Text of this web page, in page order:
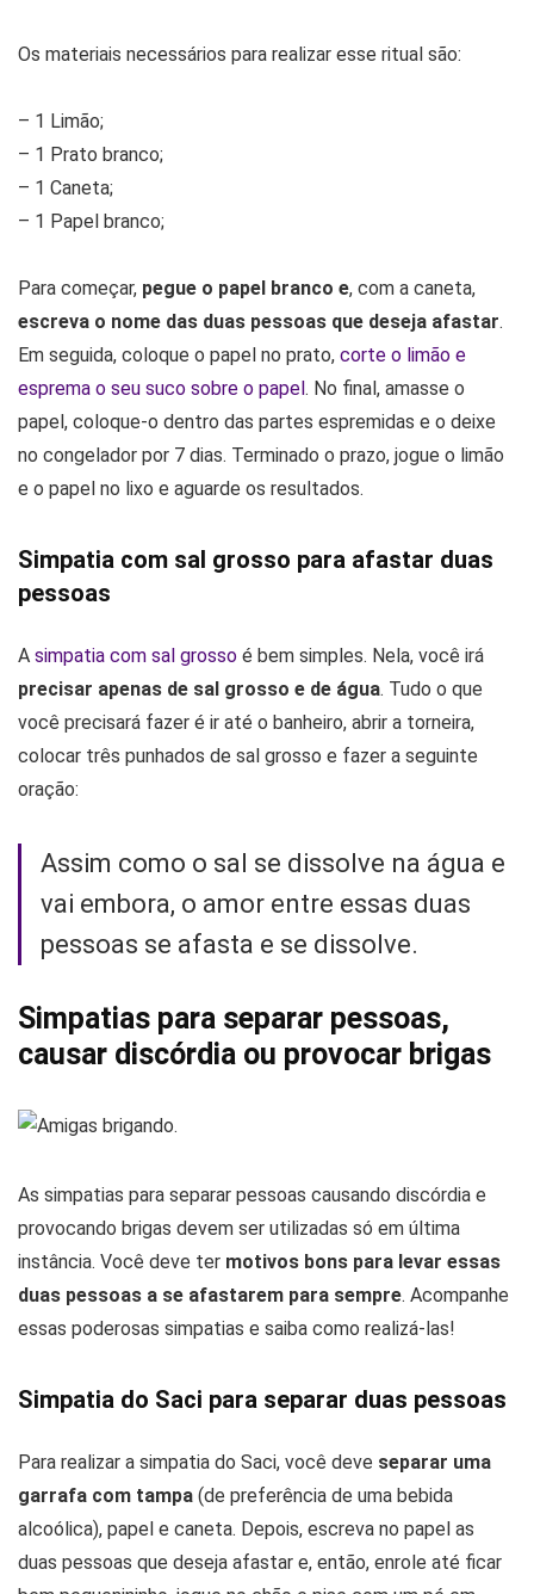
Os materiais necessários para realizar esse ritual são:
– 1 Limão;
– 1 Prato branco;
– 1 Caneta;
– 1 Papel branco;
Para começar, pegue o papel branco e, com a caneta,
escreva o nome das duas pessoas que deseja afastar.
Em seguida, coloque o papel no prato, corte o limão e
esprema o seu suco sobre o papel. No final, amasse o
papel, coloque-o dentro das partes espremidas e o deixe
no congelador por 7 dias. Terminado o prazo, jogue o limão
e o papel no lixo e aguarde os resultados.
Simpatia com sal grosso para afastar duas
pessoas
A simpatia com sal grosso é bem simples. Nela, você irá
precisar apenas de sal grosso e de água. Tudo o que
você precisará fazer é ir até o banheiro, abrir a torneira,
colocar três punhados de sal grosso e fazer a seguinte
oração:
Assim como o sal se dissolve na água e
vai embora, o amor entre essas duas
pessoas se afasta e se dissolve.
Simpatias para separar pessoas,
causar discórdia ou provocar brigas
As simpatias para separar pessoas causando discórdia e
provocando brigas devem ser utilizadas só em última
instância. Você deve ter motivos bons para levar essas
duas pessoas a se afastarem para sempre. Acompanhe
essas poderosas simpatias e saiba como realizá-las!
Simpatia do Saci para separar duas pessoas
Para realizar a simpatia do Saci, você deve separar uma
garrafa com tampa (de preferência de uma bebida
alcoólica), papel e caneta. Depois, escreva no papel as
duas pessoas que deseja afastar e, então, enrole até ficar